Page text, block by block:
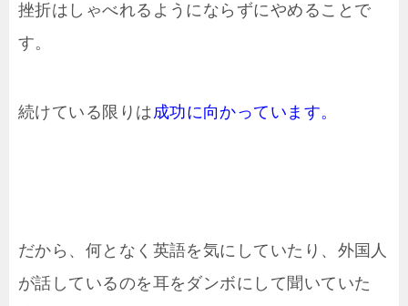
挫折はしゃべれるようにならずにやめることで
す。
続けている限りは成功に向かっています。
だから、何となく英語を気にしていたり、外国人
が話しているのを耳をダンボにして聞いていた